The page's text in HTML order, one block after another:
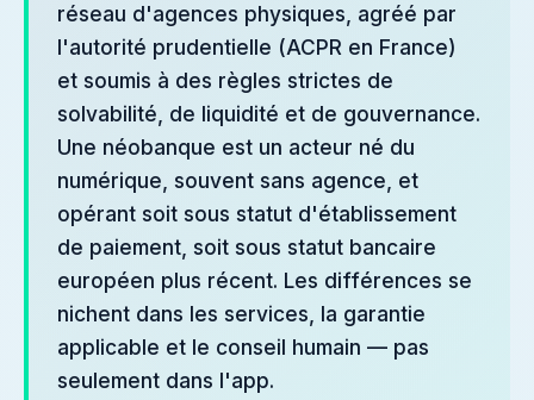
réseau d'agences physiques, agréé par
l'autorité prudentielle (ACPR en France)
et soumis à des règles strictes de
solvabilité, de liquidité et de gouvernance.
Une néobanque est un acteur né du
numérique, souvent sans agence, et
opérant soit sous statut d'établissement
de paiement, soit sous statut bancaire
européen plus récent. Les différences se
nichent dans les services, la garantie
applicable et le conseil humain — pas
seulement dans l'app.